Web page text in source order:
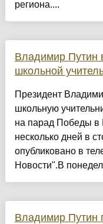
региона....
Владимир Путин
школьной
Президент
школьную
на парад Победы в
несколько дней в
опубликовано в
Новости".В
Владимир Путин